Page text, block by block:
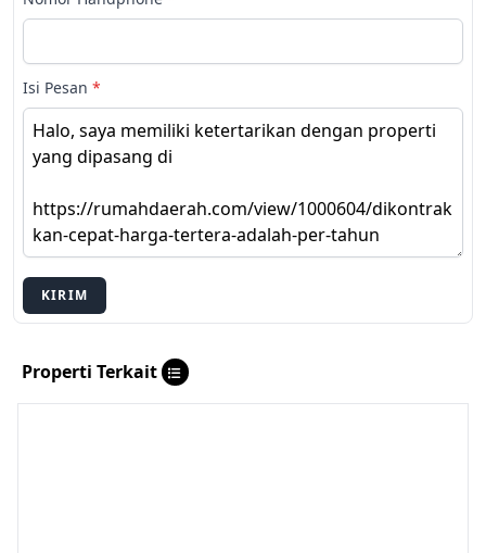
Isi Pesan *
KIRIM
Properti Terkait